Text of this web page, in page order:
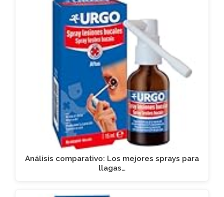
Análisis comparativo: Los mejores sprays para
llagas…